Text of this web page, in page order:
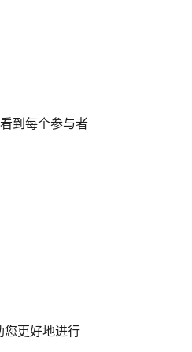
到每个参与者
您更好地进行